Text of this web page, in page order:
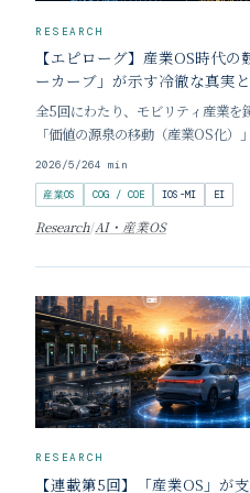
RESEARCH
【エピローグ】産業OS時代
ーカーブ」が示す冷徹な真実
全5回にわたり、モビリティ産業を
「価値の源泉の移動（産業OS化
締めくくりとなる本稿では、この戦
ではなく「絶対的な生存条件」であ
「経済的利益（エコノミック・プロ
2026/5/264 min
産業OS COG / COE IOS-MI EI
Research/AI・産業OS
RESEARCH
【連載第5回】「産業OS」が